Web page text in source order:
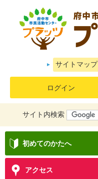
サイトマップ
ログイン
サイト内検索
初めてのかたへ
アクセス